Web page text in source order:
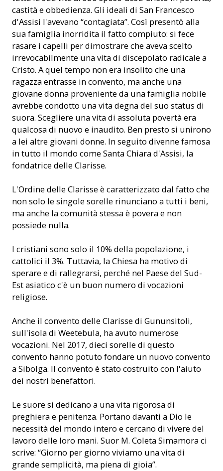
castità e obbedienza. Gli ideali di San Francesco
d'Assisi l'avevano “contagiata”. Così presentò alla
sua famiglia inorridita il fatto compiuto: si fece
rasare i capelli per dimostrare che aveva scelto
irrevocabilmente una vita di discepolato radicale a
Cristo. A quel tempo non era insolito che una
ragazza entrasse in convento, ma anche una
giovane donna proveniente da una famiglia nobile
avrebbe condotto una vita degna del suo status di
suora. Scegliere una vita di assoluta povertà era
qualcosa di nuovo e inaudito. Ben presto si unirono
a lei altre giovani donne. In seguito divenne famosa
in tutto il mondo come Santa Chiara d'Assisi, la
fondatrice delle Clarisse.
L'Ordine delle Clarisse è caratterizzato dal fatto che
non solo le singole sorelle rinunciano a tutti i beni,
ma anche la comunità stessa è povera e non
possiede nulla.
I cristiani sono solo il 10% della popolazione, i
cattolici il 3%. Tuttavia, la Chiesa ha motivo di
sperare e di rallegrarsi, perché nel Paese del Sud-
Est asiatico c'è un buon numero di vocazioni
religiose.
Anche il convento delle Clarisse di Gununsitoli,
sull'isola di Weetebula, ha avuto numerose
vocazioni. Nel 2017, dieci sorelle di questo
convento hanno potuto fondare un nuovo convento
a Sibolga. Il convento è stato costruito con l'aiuto
dei nostri benefattori.
Le suore si dedicano a una vita rigorosa di
preghiera e penitenza. Portano davanti a Dio le
necessità del mondo intero e cercano di vivere del
lavoro delle loro mani. Suor M. Coleta Simamora ci
scrive: “Giorno per giorno viviamo una vita di
grande semplicità, ma piena di gioia”.